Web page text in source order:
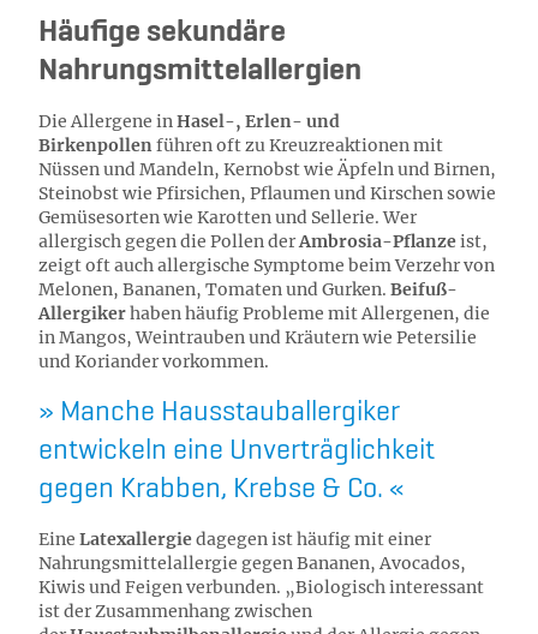
Häufige sekundäre
Nahrungsmittelallergien
Die Allergene inHasel-, Erlen- und
Birkenpollenführen oft zu Kreuzreaktionen mit
Nüssen und Mandeln, Kernobst wie Äpfeln und Birnen,
Steinobst wie Pfirsichen, Pflaumen und Kirschen sowie
Gemüsesorten wie Karotten und Sellerie. Wer
allergisch gegen die Pollen derAmbrosia-Pflanzeist,
zeigt oft auch allergische Symptome beim Verzehr von
Melonen, Bananen, Tomaten und Gurken. Beifuß-
Allergikerhaben häufig Probleme mit Allergenen, die
in Mangos, Weintrauben und Kräutern wie Petersilie
und Koriander vorkommen.
Manche Hausstauballergiker
entwickeln eine Unverträglichkeit
gegen Krabben, Krebse & Co.
Eine Latexallergiedagegen ist häufig mit einer
Nahrungsmittelallergie gegen Bananen, Avocados,
Kiwis und Feigen verbunden. „Biologisch interessant
ist der Zusammenhang zwischen